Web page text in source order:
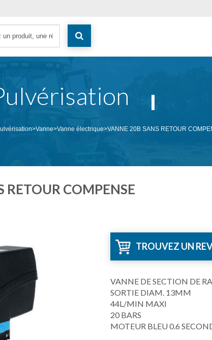
>Vanne>Vanne électrique>VANNE 20B SANS RETOUR
RETOUR COMPENSE
TROUVEZ UN
VANNE DE SECTION DE
SORTIE DIAM. 13MM
44L/MIN MAXI
20 BARS
MOTEUR BLEU 0.6